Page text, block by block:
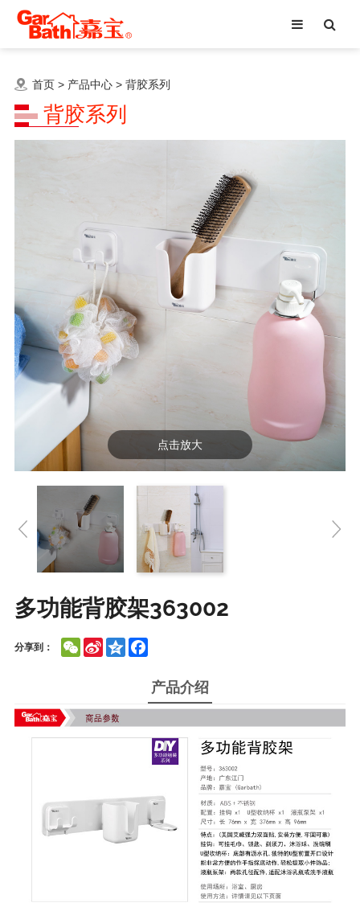
首页> 产品中心> 背胶系列
背胶系列
点击放大
多功能背胶架363002
分享到： WeChatSina
Weibo
Qzone
产品介绍